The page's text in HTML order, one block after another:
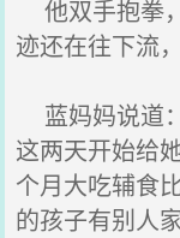
他双手抱拳
迹还在往下流
蓝妈妈说道
这两天开始给
个月大吃辅食
的孩子有别人